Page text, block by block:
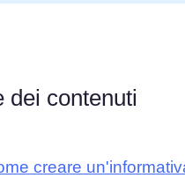
dei contenuti
creare